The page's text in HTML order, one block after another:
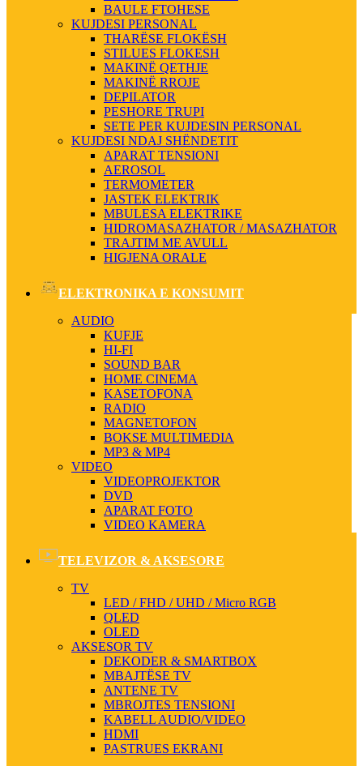
BAULE FTOHESE
KUJDESI PERSONAL
THARËSE FLOKËSH
STILUES FLOKESH
MAKINË QETHJE
MAKINË RROJE
DEPILATOR
PESHORE TRUPI
SETE PER KUJDESIN PERSONAL
KUJDESI NDAJ SHËNDETIT
APARAT TENSIONI
AEROSOL
TERMOMETER
JASTEK ELEKTRIK
MBULESA ELEKTRIKE
HIDROMASAZHATOR / MASAZHATOR
TRAJTIM ME AVULL
HIGJENA ORALE
ELEKTRONIKA E KONSUMIT
AUDIO
KUFJE
HI-FI
SOUND BAR
HOME CINEMA
KASETOFONA
RADIO
MAGNETOFON
BOKSE MULTIMEDIA
MP3 & MP4
VIDEO
VIDEOPROJEKTOR
DVD
APARAT FOTO
VIDEO KAMERA
TELEVIZOR & AKSESORE
TV
LED / FHD / UHD / Micro RGB
QLED
OLED
AKSESOR TV
DEKODER & SMARTBOX
MBAJTËSE TV
ANTENE TV
MBROJTES TENSIONI
KABELL AUDIO/VIDEO
HDMI
PASTRUES EKRANI